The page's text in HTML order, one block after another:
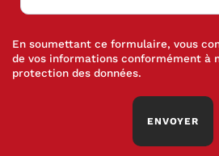
En soumettant ce formulaire, vous
de vos informations conformément à
protection des données.